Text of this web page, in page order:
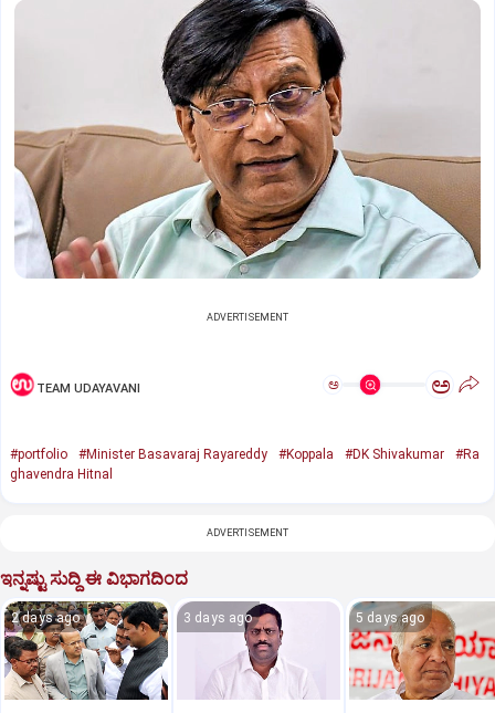
ADVERTISEMENT
TEAM UDAYAVANI ಅ ಅ
#portfolio #Minister Basavaraj Rayareddy #Koppala #DK Shivakumar
#Ra
ghavendra Hitnal
ADVERTISEMENT
ಇನ್ನಷ್ಟು ಸುದ್ದಿ ಈ ವಿಭಾಗದಿಂದ
2 days ago 3 days ago 5 days ago